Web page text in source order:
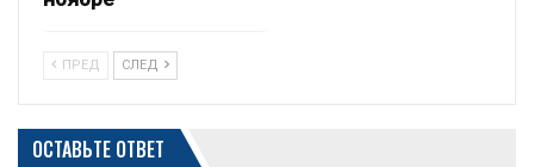
ПРЕД СЛЕД
ОСТАВЬТЕ ОТВЕТ